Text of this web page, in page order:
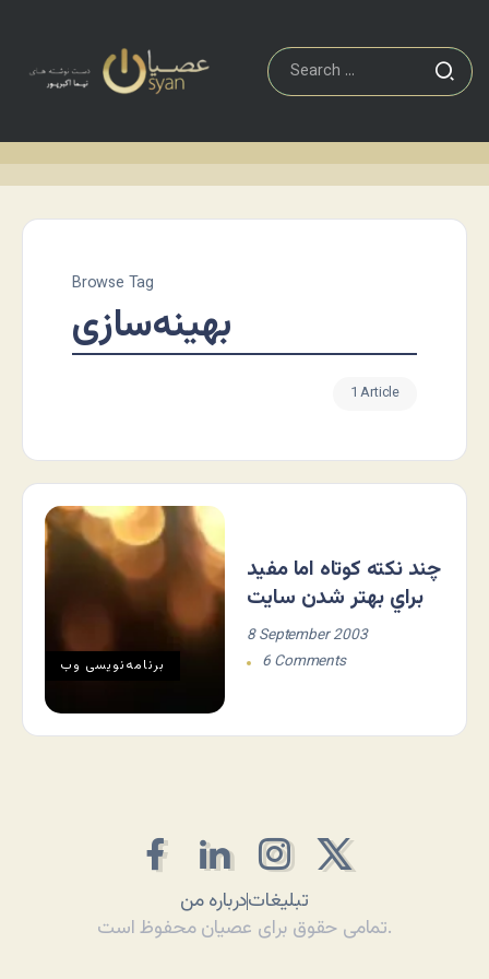
Browse Tag
بهینه‌سازی
1 Article
برنامه‌نويسی وب
چند نکته کوتاه اما مفيد
براي بهتر شدن سايت
8 September 2003
6 Comments
درباره منتبلیغات
تمامی حقوق برای عصیان محفوظ است.